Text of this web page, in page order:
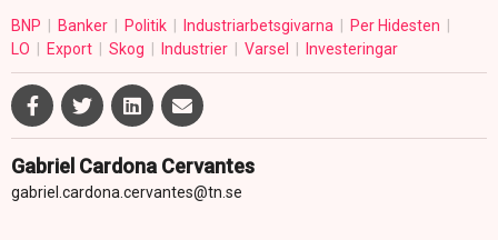
BNP Banker Politik Industriarbetsgivarna
Per Hidesten
LO
Export Skog Industrier Varsel Investeringar
Gabriel Cardona Cervantes
gabriel.cardona.cervantes@tn.se